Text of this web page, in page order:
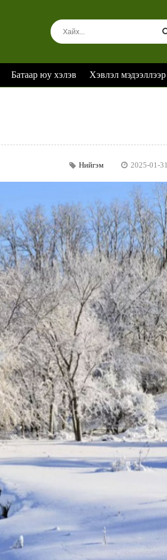
Батаар юу хэлэв Хэвлэл мэдээллээр
Нийгэм 2025-01-31